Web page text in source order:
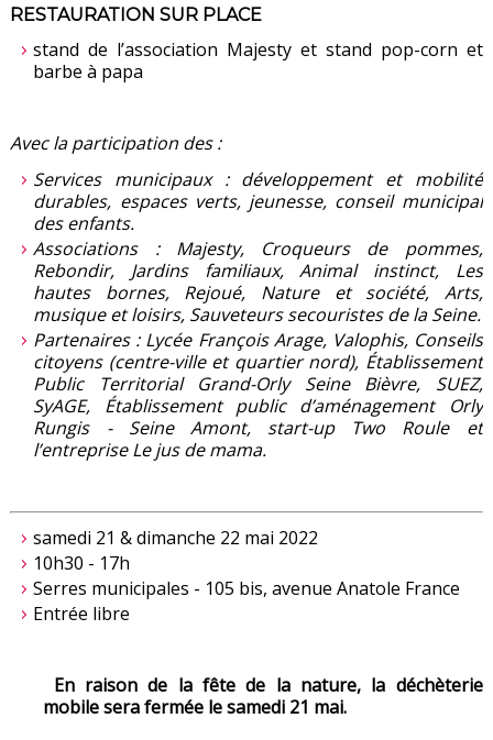
RESTAURATION SUR PLACE
stand de l’association Majesty et stand pop-corn et
barbe à papa
Avec la participation des :
Services municipaux : développement et mobilité
durables, espaces verts, jeunesse, conseil municipal
des enfants.
Associations : Majesty, Croqueurs de pommes,
Rebondir, Jardins familiaux, Animal instinct, Les
hautes bornes, Rejoué, Nature et société, Arts,
musique et loisirs, Sauveteurs secouristes de la Seine.
Partenaires : Lycée François Arage, Valophis, Conseils
citoyens (centre-ville et quartier nord), Établissement
Public Territorial Grand-Orly Seine Bièvre, SUEZ,
SyAGE, Établissement public d’aménagement Orly
Rungis - Seine Amont, start-up Two Roule et
l’entreprise Le jus de mama.
samedi 21 & dimanche 22 mai 2022
10h30 - 17h
Serres municipales - 105 bis, avenue Anatole France
Entrée libre
En raison de la fête de la nature, la déchèterie
mobile sera fermée le samedi 21 mai.